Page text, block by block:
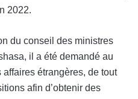
2022.
du conseil des ministres
il a été demandé au
affaires étrangères, de tout
afin d’obtenir des